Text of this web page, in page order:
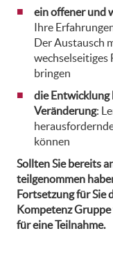
ein offener und
Ihre
Der Austausch
wechselseitiges
bringen
die Entwicklung
Veränderung:
können
Sollten Sie bereits
teilgenommen
Fortsetzung für Sie
Kompetenz
für eine Teilnahme.